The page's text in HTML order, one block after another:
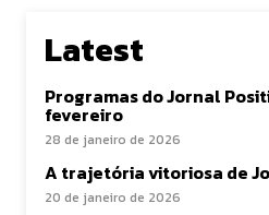
Latest
Programas do Jornal
fevereiro
28 de janeiro de 2026
A trajetória vitoriosa de
20 de janeiro de 2026